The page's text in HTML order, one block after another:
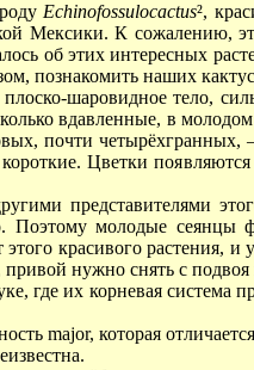
Echinofossulocactus²,
Мексики. К сожалению,
об этих интересных
познакомить наших
шаровидное тело,
вдавленные, в
почти
Цветки
представителями
Поэтому молодые
красивого растения,
нужно снять с
где их корневая система
major, которая